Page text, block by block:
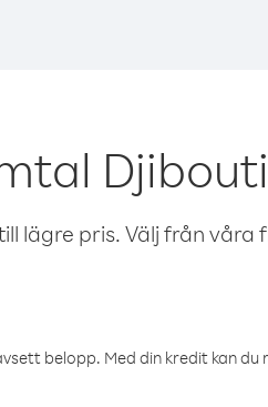
lägre pris. Välj från
belopp. Med din kredit kan du